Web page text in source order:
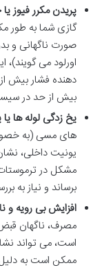
پریدن مکرر فیوز
گازی شما به طور
صورت ناگهانی و
اورلود می
دهنده فشار بیش
بیش از حد در
یخ زدگی لوله ها
های مسی (به
یونیت داخلی،
مشکل در
برساند و نیاز به
افزایش بی رویه و
مصرف، ناگهان
است، می تواند
ممکن است به دلیل